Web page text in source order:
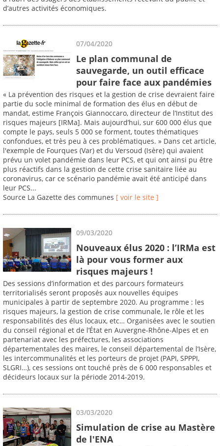
d’autres activités économiques.
07/04/2020
Le plan communal de
sauvegarde, un outil efficace
pour faire face aux pandémies
« La prévention des risques et la gestion de crise devraient faire
partie du socle minimal de formation des élus en début de
mandat, estime François Giannoccaro, directeur de l’Institut des
risques majeurs [IRMa]. Mais aujourd’hui, sur 600 000 élus que
compte le pays, seuls 5 000 se forment, toutes thématiques
confondues, et très peu à ces problématiques. » Dans cet article,
l'exemple de Fourques (Var) et du Versoud (Isère) qui avaient
prévu un volet pandémie dans leur PCS, et qui ont ainsi pu être
plus réactifs dans la gestion de cette crise sanitaire liée au
coronavirus, car ce scénario pandémie avait été anticipé dans
leur PCS...
Source La Gazette des communes [ voir le site ]
09/03/2020
Nouveaux élus 2020 : l’IRMa est
là pour vous former aux
risques majeurs !
Des sessions d’information et des parcours formateurs
territorialisés seront proposés aux nouvelles équipes
municipales à partir de septembre 2020. Au programme : les
risques majeurs, la gestion de crise communale, le rôle et les
responsabilités des élus locaux, etc… Organisées avec le soutien
du conseil régional et de l’État en Auvergne-Rhône-Alpes et en
partenariat avec les préfectures, les associations
départementales des maires, le conseil départemental de l’Isère,
les intercommunalités et les porteurs de projet (PAPI, SPPPI,
SLGRI…), ces sessions ont touché près de 6 000 responsables et
décideurs locaux sur la période 2014-2019.
03/03/2020
Simulation de crise au Mastère
de l'ENA